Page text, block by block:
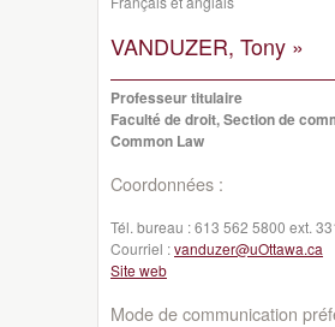
VANDUZER, Tony »
Professeur titulaire
Faculté de droit, Section de
Common Law
Coordonnées :
Tél. bureau :613 562 5800 ext.
Courriel :vanduzer@uOttawa.ca
Site web
Mode de communication